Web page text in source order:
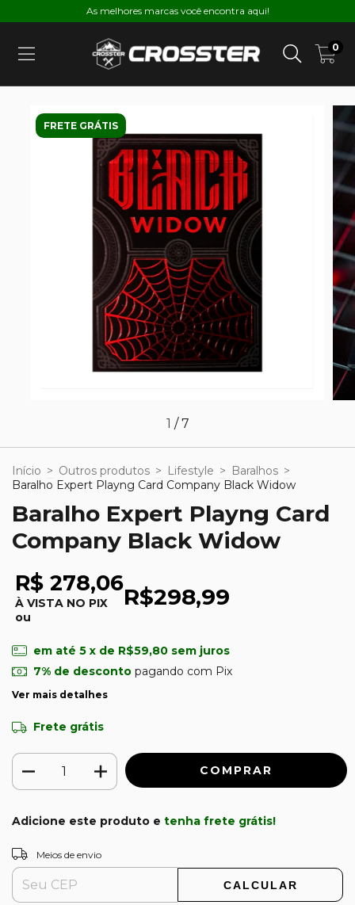
As melhores marcas você encontra aqui!
0
FRETE GRÁTIS
1 /7
Início > Outros produtos > Lifestyle > Baralhos >
Baralho Expert Playng Card Company Black Widow
Baralho Expert Playng Card
Company Black Widow
R$ 278,06
À VISTA NO PIX
ou
R$298,99
em até 5 x de R$59,80 sem juros
7% de descontopagando com Pix
Ver mais detalhes
Frete grátis
Adicione este produto e tenha frete grátis!
Entregas para o CEP:
Meios de envio
CALCULAR